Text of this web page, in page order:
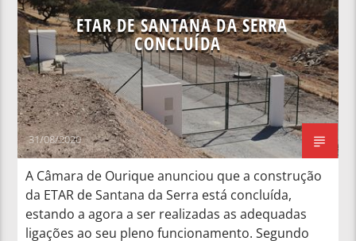
ETAR DE SANTANA DA SERRA
CONCLUÍDA
31/08/2020
A Câmara de Ourique anunciou que a construção
da ETAR de Santana da Serra está concluída,
estando a agora a ser realizadas as adequadas
ligações ao seu pleno funcionamento. Segundo